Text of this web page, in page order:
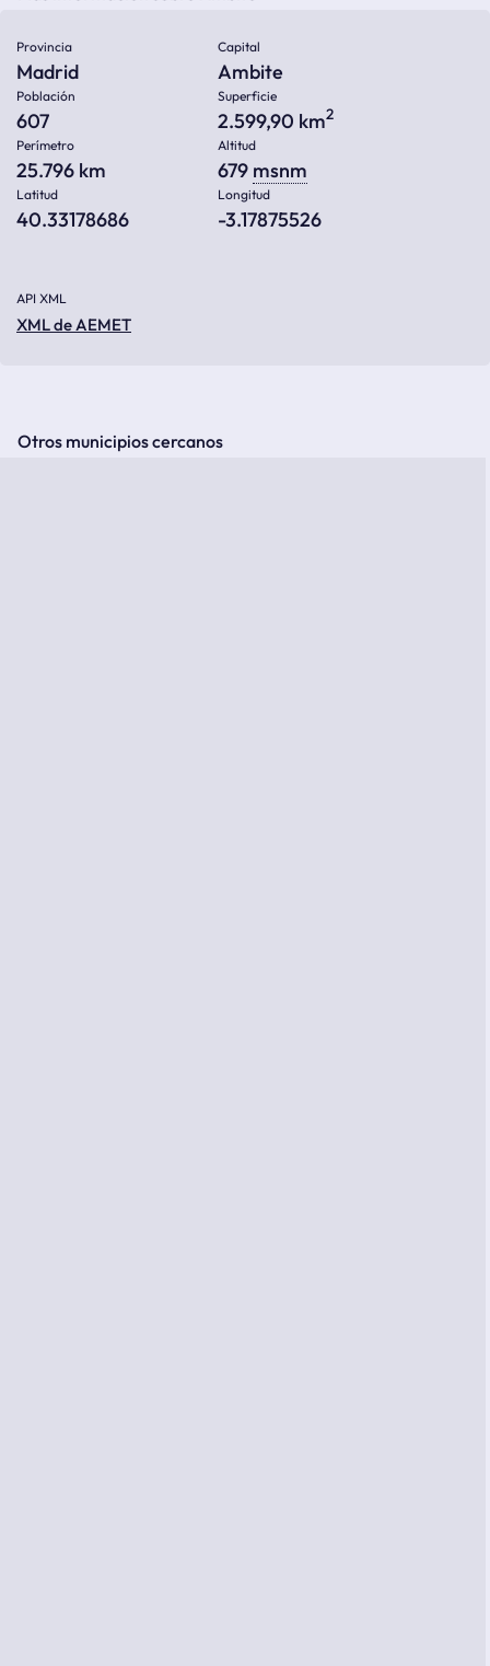
Provincia
Madrid
Capital
Ambite
Población
607
Superficie
2.599,90 km2
Perímetro
25.796 km
Altitud
679 msnm
Latitud
40.33178686
Longitud
-3.17875526
API XML
XML de AEMET
Otros municipios cercanos